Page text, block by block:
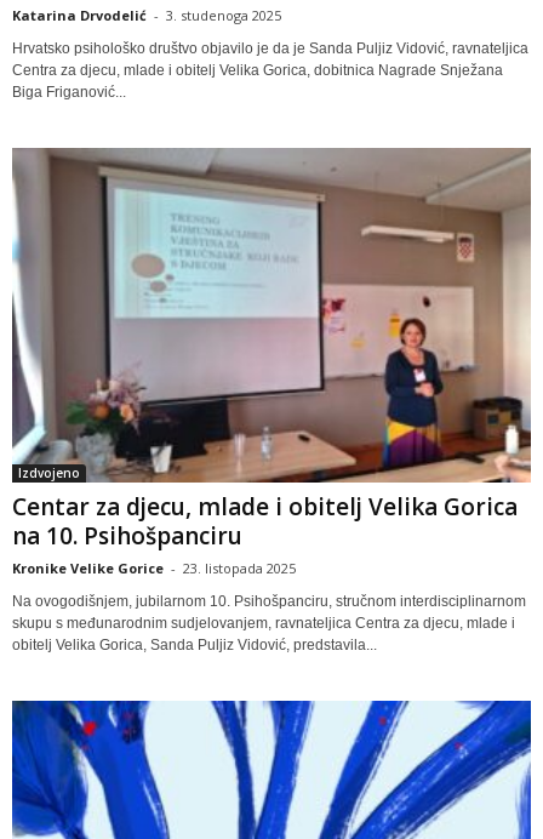
Katarina Drvodelić - 3. studenoga 2025
Hrvatsko psihološko društvo objavilo je da je Sanda Puljiz Vidović, ravnateljica
Centra za djecu, mlade i obitelj Velika Gorica, dobitnica Nagrade Snježana
Biga Friganović...
Izdvojeno
Centar za djecu, mlade i obitelj Velika Gorica
na 10. Psihošpanciru
Kronike Velike Gorice - 23. listopada 2025
Na ovogodišnjem, jubilarnom 10. Psihošpanciru, stručnom interdisciplinarnom
skupu s međunarodnim sudjelovanjem, ravnateljica Centra za djecu, mlade i
obitelj Velika Gorica, Sanda Puljiz Vidović, predstavila...